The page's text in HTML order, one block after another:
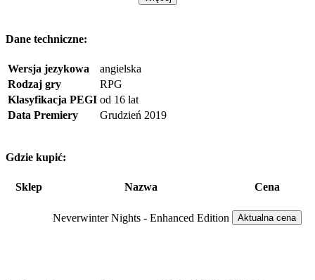
Dane techniczne:
Wersja jezykowa
angielska
Rodzaj gry
RPG
Klasyfikacja PEGI od 16 lat
Data Premiery
Grudzień 2019
Gdzie kupić:
Sklep Nazwa Cena
Neverwinter Nights - Enhanced Edition Aktualna cena